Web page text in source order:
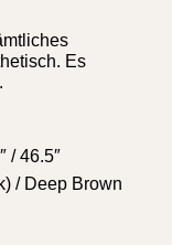
Es
/ 46.5″
/ Deep Brown